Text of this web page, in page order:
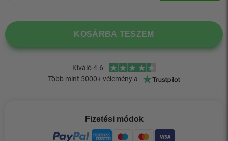
KOSÁRBA TESZEM
Fizetési módok